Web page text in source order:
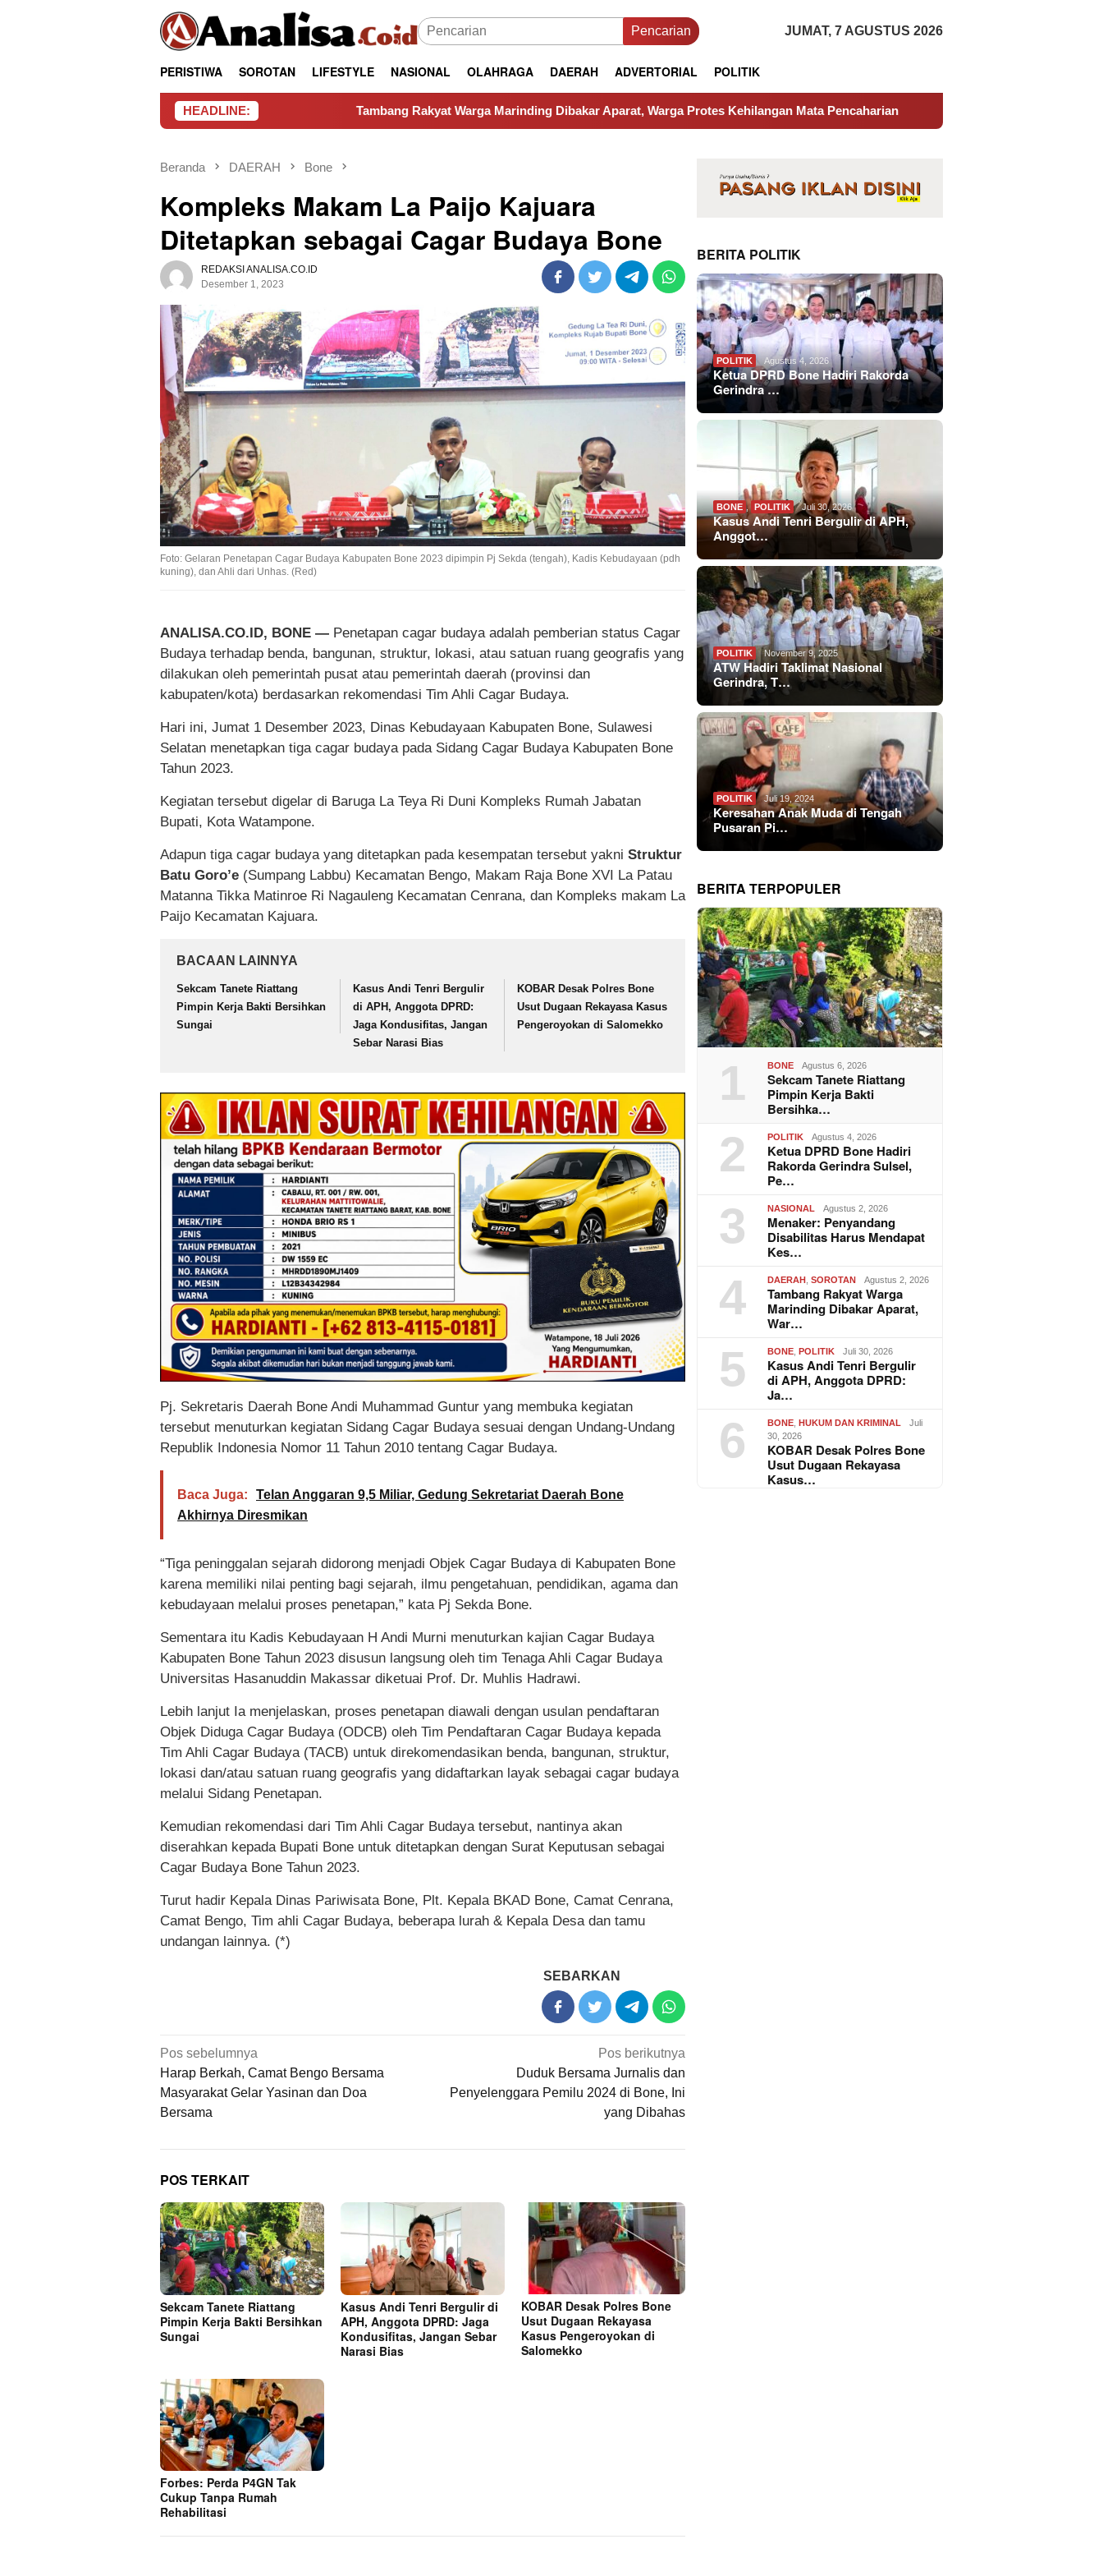
Pencarian JUMAT, 7 AGUSTUS 2026
PERISTIWA SOROTAN LIFESTYLE NASIONAL OLAHRAGA DAERAH ADVERTORIAL POLITIK
HEADLINE: Tambang Rakyat Warga Marinding Dibakar Aparat, Warga Protes Kehilangan Mata Pencaharian Pemkab Bone Dipecundangi Toko Saro
Beranda DAERAH Bone
Kompleks Makam La Paijo Kajuara
Ditetapkan sebagai Cagar Budaya Bone
REDAKSI ANALISA.CO.ID
Desember 1, 2023
Foto: Gelaran Penetapan Cagar Budaya Kabupaten Bone 2023 dipimpin Pj Sekda (tengah), Kadis Kebudayaan (pdh
kuning), dan Ahli dari Unhas. (Red)
ANALISA.CO.ID, BONE — Penetapan cagar budaya adalah pemberian status Cagar
Budaya terhadap benda, bangunan, struktur, lokasi, atau satuan ruang geografis yang
dilakukan oleh pemerintah pusat atau pemerintah daerah (provinsi dan
kabupaten/kota) berdasarkan rekomendasi Tim Ahli Cagar Budaya.
Hari ini, Jumat 1 Desember 2023, Dinas Kebudayaan Kabupaten Bone, Sulawesi
Selatan menetapkan tiga cagar budaya pada Sidang Cagar Budaya Kabupaten Bone
Tahun 2023.
Kegiatan tersebut digelar di Baruga La Teya Ri Duni Kompleks Rumah Jabatan
Bupati, Kota Watampone.
Adapun tiga cagar budaya yang ditetapkan pada kesempatan tersebut yakni Struktur
Batu Goro’e (Sumpang Labbu) Kecamatan Bengo, Makam Raja Bone XVI La Patau
Matanna Tikka Matinroe Ri Nagauleng Kecamatan Cenrana, dan Kompleks makam La
Paijo Kecamatan Kajuara.
BACAAN LAINNYA
Sekcam Tanete Riattang
Pimpin Kerja Bakti Bersihkan
Sungai
Kasus Andi Tenri Bergulir
di APH, Anggota DPRD:
Jaga Kondusifitas, Jangan
Sebar Narasi Bias
KOBAR Desak Polres Bone
Usut Dugaan Rekayasa Kasus
Pengeroyokan di Salomekko
Pj. Sekretaris Daerah Bone Andi Muhammad Guntur yang membuka kegiatan
tersebut menuturkan kegiatan Sidang Cagar Budaya sesuai dengan Undang-Undang
Republik Indonesia Nomor 11 Tahun 2010 tentang Cagar Budaya.
Baca Juga:
Telan Anggaran 9,5 Miliar, Gedung Sekretariat Daerah Bone
Akhirnya Diresmikan
“Tiga peninggalan sejarah didorong menjadi Objek Cagar Budaya di Kabupaten Bone
karena memiliki nilai penting bagi sejarah, ilmu pengetahuan, pendidikan, agama dan
kebudayaan melalui proses penetapan,” kata Pj Sekda Bone.
Sementara itu Kadis Kebudayaan H Andi Murni menuturkan kajian Cagar Budaya
Kabupaten Bone Tahun 2023 disusun langsung oleh tim Tenaga Ahli Cagar Budaya
Universitas Hasanuddin Makassar diketuai Prof. Dr. Muhlis Hadrawi.
Lebih lanjut Ia menjelaskan, proses penetapan diawali dengan usulan pendaftaran
Objek Diduga Cagar Budaya (ODCB) oleh Tim Pendaftaran Cagar Budaya kepada
Tim Ahli Cagar Budaya (TACB) untuk direkomendasikan benda, bangunan, struktur,
lokasi dan/atau satuan ruang geografis yang didaftarkan layak sebagai cagar budaya
melalui Sidang Penetapan.
Kemudian rekomendasi dari Tim Ahli Cagar Budaya tersebut, nantinya akan
diserahkan kepada Bupati Bone untuk ditetapkan dengan Surat Keputusan sebagai
Cagar Budaya Bone Tahun 2023.
Turut hadir Kepala Dinas Pariwisata Bone, Plt. Kepala BKAD Bone, Camat Cenrana,
Camat Bengo, Tim ahli Cagar Budaya, beberapa lurah & Kepala Desa dan tamu
undangan lainnya. (*)
SEBARKAN
Navigasi
pos
Pos sebelumnya
Harap Berkah, Camat Bengo Bersama
Masyarakat Gelar Yasinan dan Doa
Bersama
Pos berikutnya
Duduk Bersama Jurnalis dan
Penyelenggara Pemilu 2024 di Bone, Ini
yang Dibahas
POS TERKAIT
Sekcam Tanete Riattang
Pimpin Kerja Bakti Bersihkan
Sungai
Kasus Andi Tenri Bergulir di
APH, Anggota DPRD: Jaga
Kondusifitas, Jangan Sebar
Narasi Bias
KOBAR Desak Polres Bone
Usut Dugaan Rekayasa
Kasus Pengeroyokan di
Salomekko
Forbes: Perda P4GN Tak
Cukup Tanpa Rumah
Rehabilitasi
BERITA POLITIK
POLITIK Agustus 4, 2026
Ketua DPRD Bone Hadiri Rakorda
Gerindra …
BONE , POLITIK Juli 30, 2026
Kasus Andi Tenri Bergulir di APH,
Anggot…
POLITIK November 9, 2025
ATW Hadiri Taklimat Nasional
Gerindra, T…
POLITIK Juli 19, 2024
Keresahan Anak Muda di Tengah
Pusaran Pi…
BERITA TERPOPULER
1 BONE Agustus 6, 2026
Sekcam Tanete Riattang
Pimpin Kerja Bakti
Bersihka…
2 POLITIK Agustus 4, 2026
Ketua DPRD Bone Hadiri
Rakorda Gerindra Sulsel,
Pe…
3 NASIONAL Agustus 2, 2026
Menaker: Penyandang
Disabilitas Harus Mendapat
Kes…
4 DAERAH ,SOROTAN Agustus 2, 2026
Tambang Rakyat Warga
Marinding Dibakar Aparat,
War…
5 BONE POLITIK Juli 30, 2026
Kasus Andi Tenri Bergulir
di APH, Anggota DPRD:
Ja…
6 BONE HUKUM DAN KRIMINAL
Juli
30, 2026
KOBAR Desak Polres Bone
Usut Dugaan Rekayasa
Kasus…